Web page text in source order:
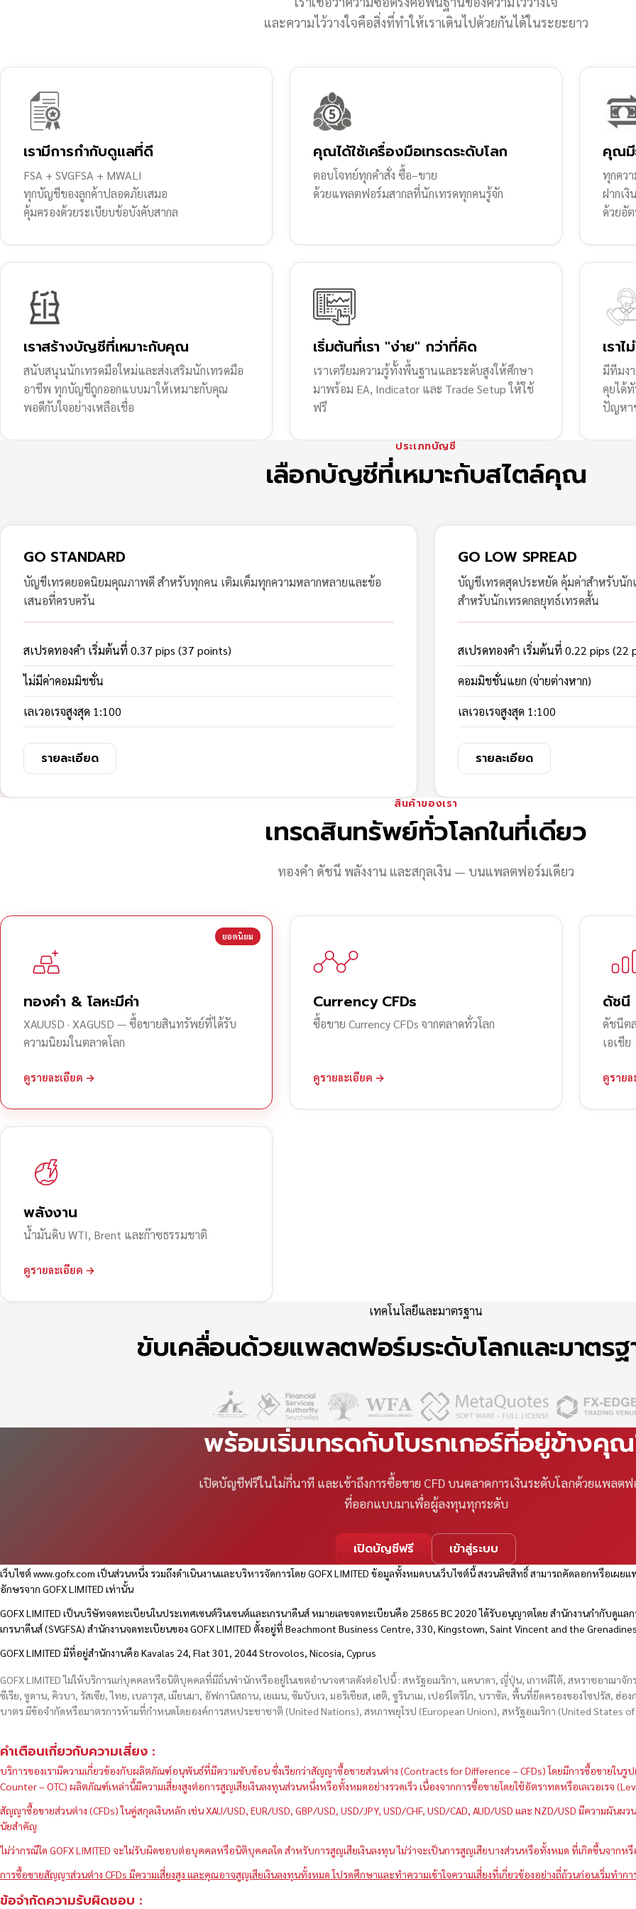
และความไว้วางใจคือสิ่งที่ทำให้เราเดินไปด้วยกันได้ในระยะยาว
เรามีการกำกับดูแลที่ดี
FSA + SVGFSA + MWALI
ทุกบัญชีของลูกค้าปลอดภัยเสมอ
คุ้มครองด้วยระเบียบข้อบังคับสากล
คุณได้ใช้เครื่องมือเทรดระดับโลก
ตอบโจทย์ทุกคำสั่ง ซื้อ–ขาย
ด้วยแพลตฟอร์มสากลที่นักเทรดทุกคนรู้จัก
คุณมี
ทุกควา
ฝากเงิ
ด้วยอั
เราสร้างบัญชีที่เหมาะกับคุณ
สนับสนุนนักเทรดมือใหม่และส่งเสริมนักเทรดมือ
อาชีพ ทุกบัญชีถูกออกแบบมาให้เหมาะกับคุณ
พอดีกับใจอย่างเหลือเชื่อ
เริ่มต้นที่เรา "ง่าย" กว่าที่คิด
เราเตรียมความรู้ทั้งพื้นฐานและระดับสูงให้ศึกษา
มาพร้อม EA, Indicator และ Trade Setup ให้ใช้
ฟรี
เรา
มีทีมง
คุยได้
ปัญหา
ประเภทบัญชี
เลือกบัญชีที่เหมาะกับสไตล์คุณ
GO STANDARD
บัญชีเทรดยอดนิยมคุณภาพดี สำหรับทุกคน เติมเต็มทุกความหลากหลายและข้อ
เสนอที่ครบครัน
สเปรดทองคำ เริ่มต้นที่ 0.37 pips (37 points)
ไม่มีค่าคอมมิชชั่น
เลเวอเรจสูงสุด 1:100
รายละเอียด
GO LOW SPREAD
บัญชีเทรดสุดประหยัด คุ้มค่าสำหรับนัก
สำหรับนักเทรดกลยุทธ์เทรดสั้น
สเปรดทองคำ เริ่มต้นที่ 0.22 pips (22
คอมมิชชั่นแยก (จ่ายต่างหาก)
เลเวอเรจสูงสุด 1:100
รายละเอียด
สินค้าของเรา
เทรดสินทรัพย์ทั่วโลกในที่เดียว
ทองคำ ดัชนี พลังงาน และสกุลเงิน — บนแพลตฟอร์มเดียว
ยอดนิยม
ทองคำ & โลหะมีค่า
XAUUSD · XAGUSD — ซื้อขายสินทรัพย์ที่ได้รับ
ความนิยมในตลาดโลก
ดูรายละเอียด →
Currency CFDs
ซื้อขาย Currency CFDs จากตลาดทั่วโลก
ดูรายละเอียด →
ดัชนี
ดัชนีต
เอเชีย
ดูราย
พลังงาน
น้ำมันดิบ WTI, Brent และก๊าซธรรมชาติ
ดูรายละเอียด →
เทคโนโลยีและมาตรฐาน
ขับเคลื่อนด้วยแพลตฟอร์มระดับโลกและมาตรฐ
พร้อมเริ่มเทรดกับโบรกเกอร์ที่อยู่ข้างคุ
เปิดบัญชีฟรีในไม่กี่นาที และเข้าถึงการซื้อขาย CFD บนตลาดการเงินระดับโลกด้วยแพลตฟ
ที่ออกแบบมาเพื่อผู้ลงทุนทุกระดับ
เปิดบัญชีฟรี เข้าสู่ระบบ
เว็บไซต์www.gofx.com เป็นส่วนหนึ่ง รวมถึงดำเนินงานและบริหารจัดการโดย GOFX LIMITED ข้อมูลทั้งหมดบนเว็บไซต์นี้ สงวนลิขสิทธิ์ สามารถคัดลอกหรือเผ
อักษรจาก GOFX LIMITED เท่านั้น
GOFX LIMITED เป็นบริษัทจดทะเบียนในประเทศเซนต์วินเซนต์และเกรนาดีนส์ หมายเลขจดทะเบียนคือ 25865 BC 2020 ได้รับอนุญาตโดย สำนักงานกำกับดูแล
เกรนาดีนส์ (SVGFSA) สำนักงานจดทะเบียนของ GOFX LIMITED ตั้งอยู่ที่ Beachmont Business Centre, 330, Kingstown, Saint Vincent and the Grenadines
GOFX LIMITED มีที่อยู่สำนักงานคือ Kavalas 24, Flat 301, 2044 Strovolos, Nicosia, Cyprus
GOFX LIMITED ไม่ให้บริการแก่บุคคลหรือนิติบุคคลที่มีถิ่นพำนักหรืออยู่ในเขตอำนาจศาลดังต่อไปนี้ : สหรัฐอเมริกา, แคนาดา, ญี่ปุ่น, เกาหลีใต้, สหราชอาณาจั
ซีเรีย, ซูดาน, คิวบา, รัสเซีย, ไทย, เบลารุส, เมียนมา, อัฟกานิสถาน, เยเมน, ซิมบับเว, มอริเชียส, เฮติ, ซูรินาเม, เปอร์โตริโก, บราซิล, พื้นที่ยึดครองของไซปรัส, ฮ่อ
บาตร มีข้อจำกัดหรือมาตรการห้ามที่กำหนดโดยองค์การสหประชาชาติ (United Nations), สหภาพยุโรป (European Union), สหรัฐอเมริกา (United States
คำเตือนเกี่ยวกับความเสี่ยง :
บริการของเรามีความเกี่ยวข้องกับผลิตภัณฑ์อนุพันธ์ที่มีความซับซ้อน ซึ่งเรียกว่าสัญญาซื้อขายส่วนต่าง (Contracts for Difference – CFDs) โดยมีการซื้อขายใ
Counter – OTC) ผลิตภัณฑ์เหล่านี้มีความเสี่ยงสูงต่อการสูญเสียเงินลงทุนส่วนหนึ่งหรือทั้งหมดอย่างรวดเร็ว เนื่องจากการซื้อขายโดยใช้อัตราทดหรือเลเวอเรจ
สัญญาซื้อขายส่วนต่าง (CFDs) ในคู่สกุลเงินหลัก เช่น XAU/USD, EUR/USD, GBP/USD, USD/JPY, USD/CHF, USD/CAD, AUD/USD และ NZD/USD มีความผัน
นัยสำคัญ
ไม่ว่ากรณีใด GOFX LIMITED จะไม่รับผิดชอบต่อบุคคลหรือนิติบุคคลใด สำหรับการสูญเสียเงินลงทุน ไม่ว่าจะเป็นการสูญเสียบางส่วนหรือทั้งหมด ที่เกิดขึ้นจากหรื
การซื้อขายสัญญาส่วนต่าง CFDs มีความเสี่ยงสูง และคุณอาจสูญเสียเงินลงทุนทั้งหมด โปรดศึกษาและทำความเข้าใจความเสี่ยงที่เกี่ยวข้องอย่างถี่ถ้วนก่อนเริ่มทำกา
ข้อจำกัดความรับผิดชอบ :